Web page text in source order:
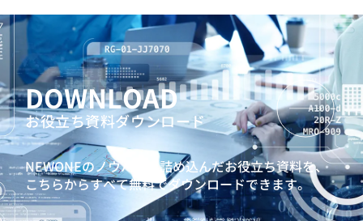
若手社員向けコミュニケーション研修
若手社員向けジョブクラフティング研修
キャリアクラフトシリーズ：若手社員向けキャリア研修
「PURPOSE」
人生100年時代ゲーム『MIRAIZ』
ビジネスマインドシミュレーションAccela
自らエンゲージメントを高めることができる若手社員を育
てるための3ヶ年育成
若手向け360度サーベイを活用した自律的な成長促進プロ
DOWNLOAD
お役立ち資料ダウンロード
NEWONEのノウハウを詰め込んだお役立ち資料を、
こちらからすべて無料でダウンロードできます。